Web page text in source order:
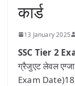
कार्ड
13 January 2025
SSC Tier 2
ग्रैजुएट लेवल
Exam